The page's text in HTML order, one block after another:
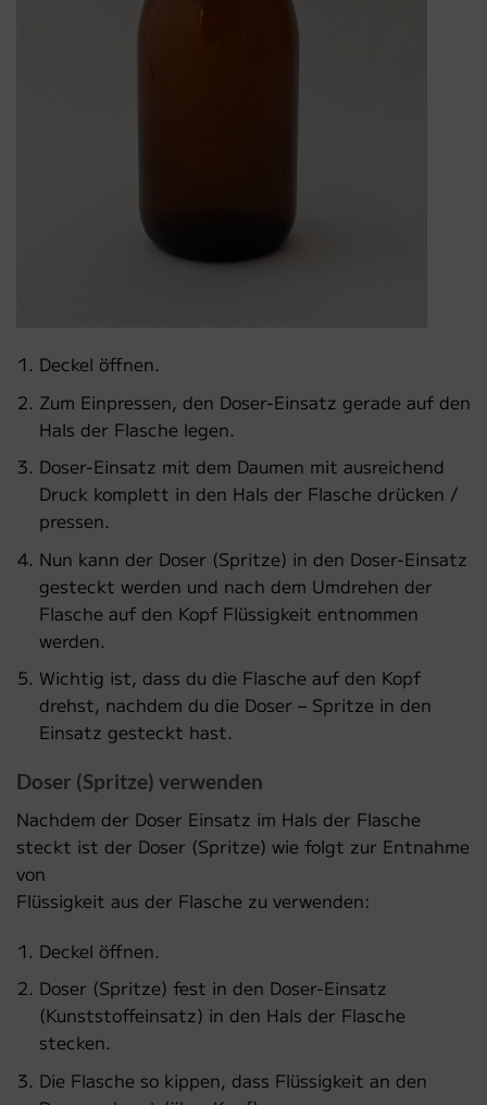
Deckel öffnen.
Zum Einpressen, den Doser-Einsatz gerade auf den
Hals der Flasche legen.
Doser-Einsatz mit dem Daumen mit ausreichend
Druck komplett in den Hals der Flasche drücken /
pressen.
Nun kann der Doser (Spritze) in den Doser-Einsatz
gesteckt werden und nach dem Umdrehen der
Flasche auf den Kopf Flüssigkeit entnommen
werden.
Wichtig ist, dass du die Flasche auf den Kopf
drehst, nachdem du die Doser – Spritze in den
Einsatz gesteckt hast.
Doser (Spritze) verwenden
Nachdem der Doser Einsatz im Hals der Flasche
steckt ist der Doser (Spritze) wie folgt zur Entnahme
von
Flüssigkeit aus der Flasche zu verwenden:
Deckel öffnen.
Doser (Spritze) fest in den Doser-Einsatz
(Kunststoffeinsatz) in den Hals der Flasche
stecken.
Die Flasche so kippen, dass Flüssigkeit an den